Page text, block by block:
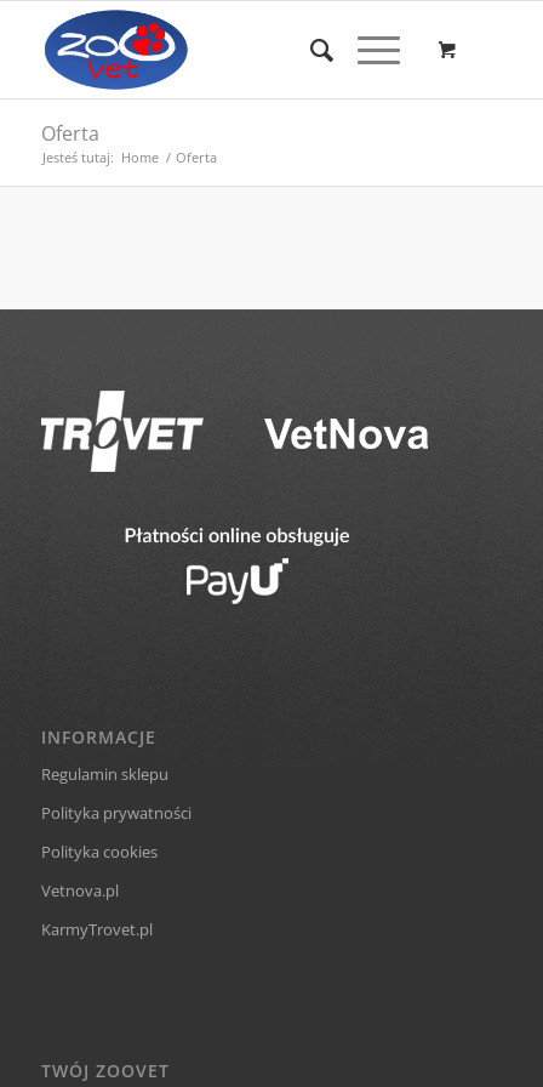
Oferta
Jesteś tutaj: Home / Oferta
INFORMACJE
Regulamin sklepu
Polityka prywatności
Polityka cookies
Vetnova.pl
KarmyTrovet.pl
TWÓJ ZOOVET